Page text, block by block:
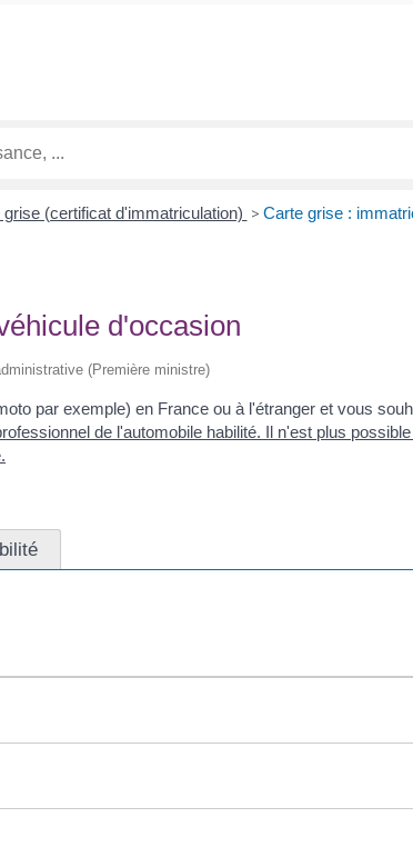
grise (certificat d'immatriculation) > Carte grise :
d'occasion
(Première ministre)
par exemple) en France ou à l'étranger et vous
de l'automobile habilité. Il n'est plus